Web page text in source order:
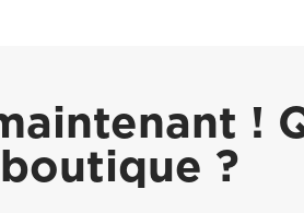
!
boutique ?